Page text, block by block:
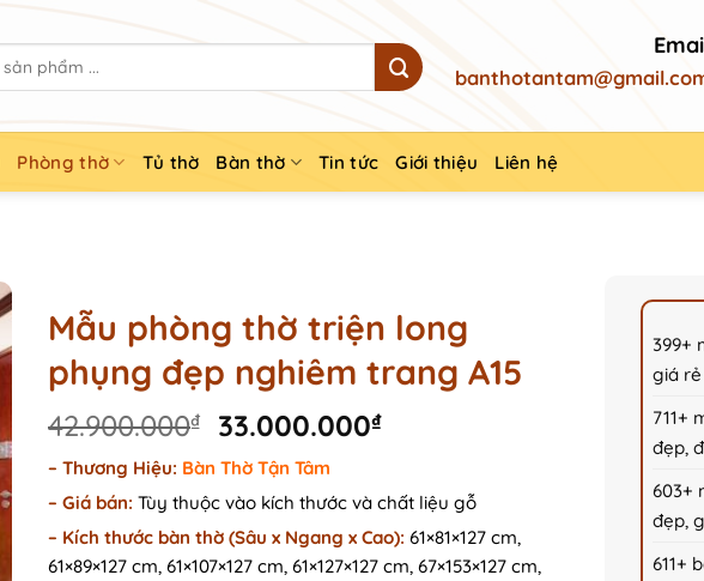
Phòng thờ Tủ thờ Bàn thờ Tin tức Giới thiệu Liên hệ
399+
giá
711+
đẹp,
603+
đẹp,
611+
Mẫu phòng thờ triện long
phụng đẹp nghiêm trang A15
42.900.000₫
Original
price
was:
42.900.000₫.
33.000.000₫Current
33.000.000₫.
– Thương Hiệu: Bàn Thờ Tận Tâm
– Giá bán: Tùy thuộc vào kích thước và chất liệu gỗ
– Kích thước bàn thờ (Sâu x Ngang x Cao): 61×81×127 cm,
61×89×127 cm, 61×107×127 cm, 61×127×127 cm, 67×153×127 cm,